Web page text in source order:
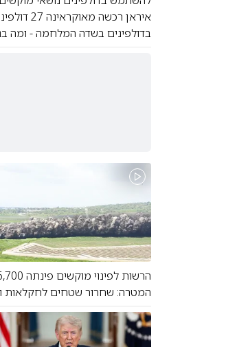
איראן
בדולפינים בשדה המלחמה - ומה
המטרה: שחרור שטחים לחקלאות